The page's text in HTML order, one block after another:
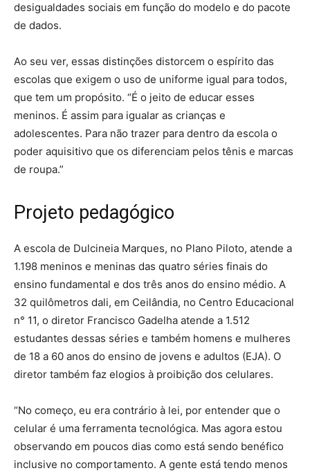
desigualdades sociais em função do modelo e do pacote
de dados.
Ao seu ver, essas distinções distorcem o espírito das
escolas que exigem o uso de uniforme igual para todos,
que tem um propósito. “É o jeito de educar esses
meninos. É assim para igualar as crianças e
adolescentes. Para não trazer para dentro da escola o
poder aquisitivo que os diferenciam pelos tênis e marcas
de roupa.”
Projeto pedagógico
A escola de Dulcineia Marques, no Plano Piloto, atende a
1.198 meninos e meninas das quatro séries finais do
ensino fundamental e dos três anos do ensino médio. A
32 quilômetros dali, em Ceilândia, no Centro Educacional
n° 11, o diretor Francisco Gadelha atende a 1.512
estudantes dessas séries e também homens e mulheres
de 18 a 60 anos do ensino de jovens e adultos (EJA). O
diretor também faz elogios à proibição dos celulares.
“No começo, eu era contrário à lei, por entender que o
celular é uma ferramenta tecnológica. Mas agora estou
observando em poucos dias como está sendo benéfico
inclusive no comportamento. A gente está tendo menos